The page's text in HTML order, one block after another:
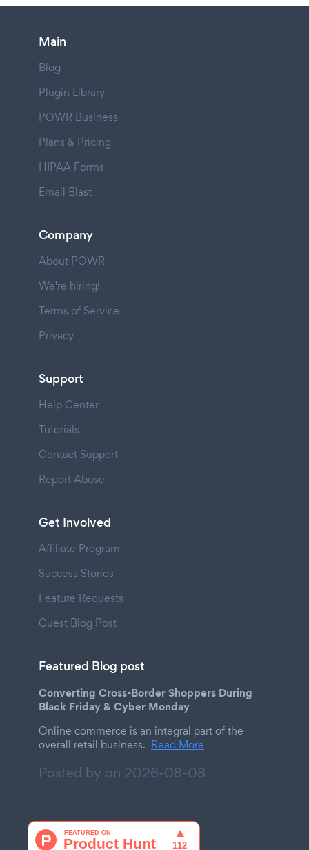
Main
Blog
Plugin Library
POWR Business
Plans & Pricing
HIPAA Forms
Email Blast
Company
About POWR
We're hiring!
Terms of Service
Privacy
Support
Help Center
Tutorials
Contact Support
Report Abuse
Get Involved
Affiliate Program
Success Stories
Feature Requests
Guest Blog Post
Featured Blog post
Converting Cross-Border Shoppers During
Black Friday & Cyber Monday
Online commerce is an integral part of the
overall retail business. Read More
Posted by on 2026-08-08